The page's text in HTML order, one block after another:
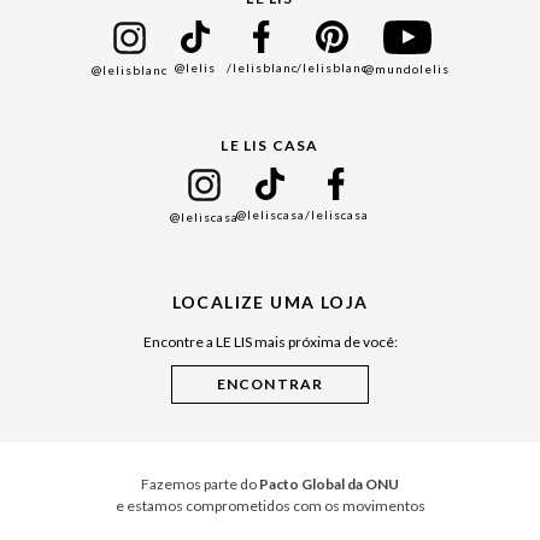
Black Friday
Cuidados Casa
@lelisblanc @lelis /lelisblanc/lelisblanc@mundolelis
LE LIS CASA
@leliscasa@leliscasa/leliscasa
LOCALIZE UMA LOJA
Encontre a LE LIS mais próxima de você:
Fazemos parte do Pacto Global da ONU
e estamos comprometidos com os movimentos